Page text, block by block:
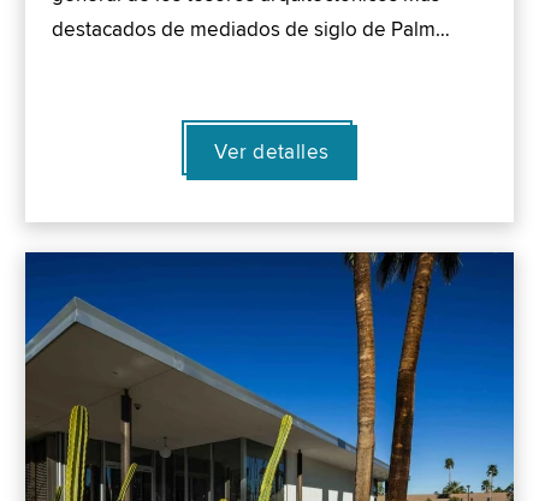
destacados de mediados de siglo de Palm…
Ver detalles